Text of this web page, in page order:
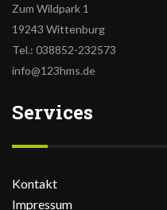
Zum Wildpark 1
19243 Wittenburg
Tel.: 038852-232573
info@123hms.de
Services
Kontakt
Impressum